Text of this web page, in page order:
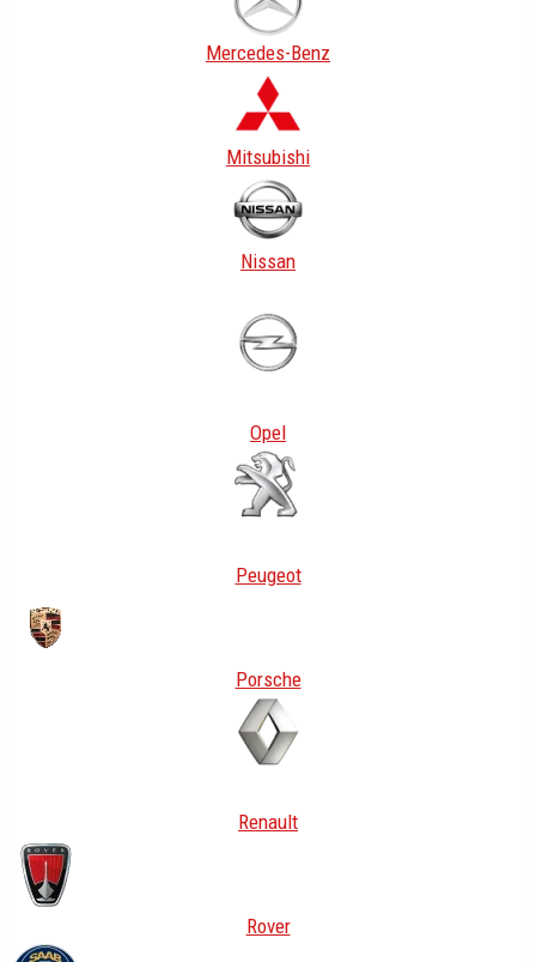
Mercedes-Benz
Mitsubishi
Nissan
Opel
Peugeot
Porsche
Renault
Rover